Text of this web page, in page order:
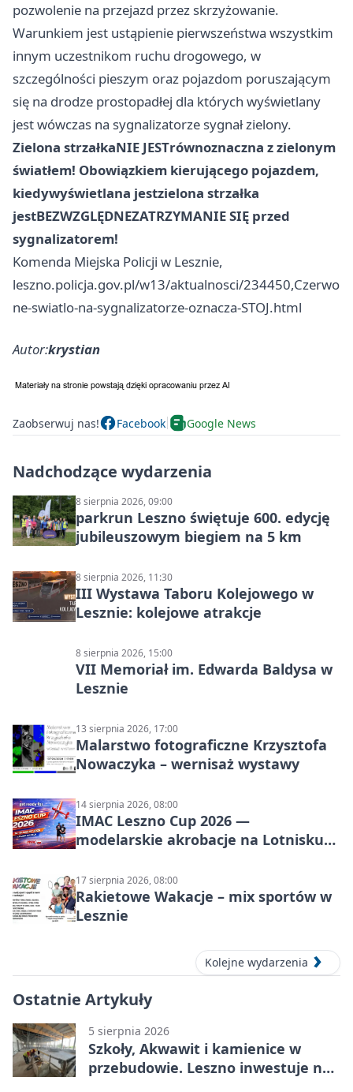
pozwolenie na przejazd przez skrzyżowanie.
Warunkiem jest ustąpienie pierwszeństwa wszystkim
innym uczestnikom ruchu drogowego, w
szczególności pieszym oraz pojazdom poruszającym
się na drodze prostopadłej dla których wyświetlany
jest wówczas na sygnalizatorze sygnał zielony.
Zielona strzałkaNIE JESTrównoznaczna z zielonym
światłem! Obowiązkiem kierującego pojazdem,
kiedywyświetlana jestzielona strzałka
jestBEZWZGLĘDNEZATRZYMANIE SIĘ przed
sygnalizatorem!
Komenda Miejska Policji w Lesznie,
leszno.policja.gov.pl/w13/aktualnosci/234450,Czerwo
ne-swiatlo-na-sygnalizatorze-oznacza-STOJ.html
Autor:krystian
Zaobserwuj nas! Facebook Google News
Nadchodzące wydarzenia
8 sierpnia 2026, 09:00
parkrun Leszno świętuje 600. edycję
jubileuszowym biegiem na 5 km
8 sierpnia 2026, 11:30
III Wystawa Taboru Kolejowego w
Lesznie: kolejowe atrakcje
8 sierpnia 2026, 15:00
VII Memoriał im. Edwarda Baldysa w
Lesznie
13 sierpnia 2026, 17:00
Malarstwo fotograficzne Krzysztofa
Nowaczyka – wernisaż wystawy
14 sierpnia 2026, 08:00
IMAC Leszno Cup 2026 —
modelarskie akrobacje na Lotnisku
17 sierpnia 2026, 08:00
Rakietowe Wakacje – mix sportów w
Lesznie
Kolejne wydarzenia
Ostatnie Artykuły
5 sierpnia 2026
Szkoły, Akwawit i kamienice w
przebudowie. Leszno inwestuje na